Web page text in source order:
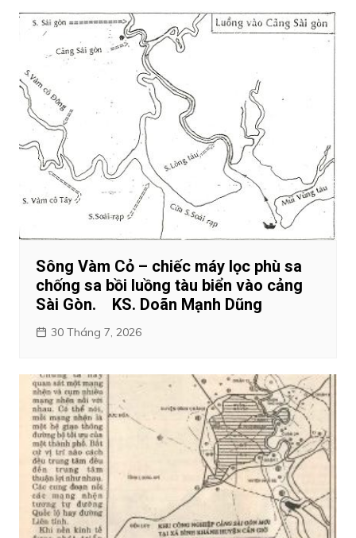
Sông Vàm Cỏ – chiếc máy lọc phù sa
chống sa bồi luồng tàu biển vào cảng
Sài Gòn. KS. Doãn Mạnh Dũng
30 Tháng 7, 2026